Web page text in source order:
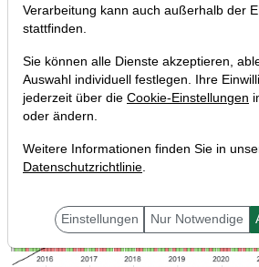
Verarbeitung kann auch außerhalb der
stattfinden.
Sie können alle Dienste akzeptieren,
Auswahl individuell festlegen. Ihre
jederzeit über die Cookie-Einstellungen
oder ändern.
Weitere Informationen finden Sie in
Datenschutzrichtlinie.
Einstellungen Nur Notwendige